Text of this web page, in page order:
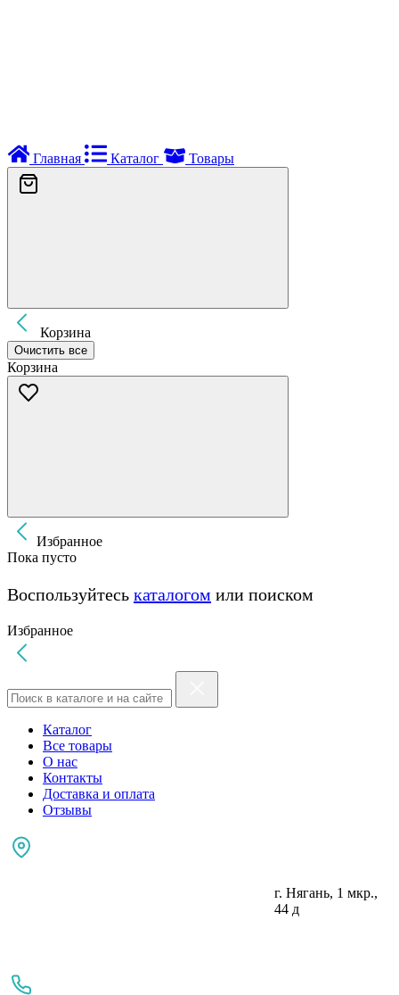
Главная Каталог Товары
Корзина
Очистить все
Корзина
Избранное
Пока пусто
Воспользуйтесь каталогом или поиском
Избранное
Каталог
Все товары
О нас
Контакты
Доставка и оплата
Отзывы
г. Нягань, 1 мкр.,
44 д